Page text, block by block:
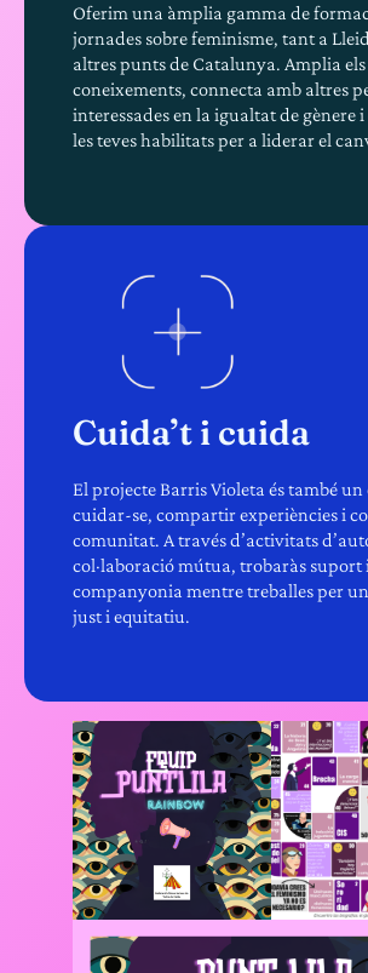
Oferim una àmplia gamma de
jornades sobre feminisme, tant a
altres punts de Catalunya. Amplia
coneixements, connecta amb altres
interessades en la igualtat de gènere
les teves habilitats per a liderar el
Cuida’t i cuida
El projecte Barris Violeta és també un
cuidar-se, compartir experiències i
comunitat. A través d’activitats
col·laboració mútua, trobaràs suport
companyonia mentre treballes per
just i equitatiu.